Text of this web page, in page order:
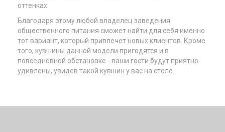
оттенках.
Благодаря этому любой владелец заведения
общественного питания сможет найти для себя именно
тот вариант, который привлечет новых клиентов. Кроме
того, кувшины данной модели пригодятся и в
повседневной обстановке - ваши гости будут приятно
удивлены, увидев такой кувшин у вас на столе.